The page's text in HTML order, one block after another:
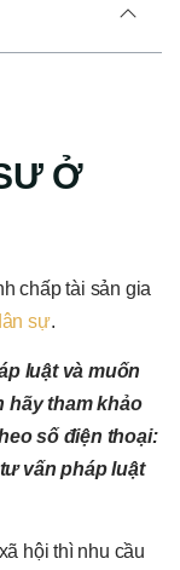
Ở
chấp tài sản gia
sự.
luật và muốn
hãy tham khảo
số điện thoại:
vấn pháp luật
hội thì nhu cầu